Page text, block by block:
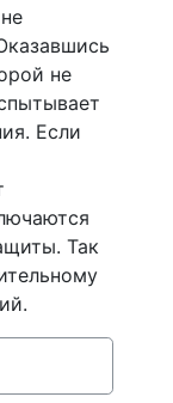
не
Если
Так